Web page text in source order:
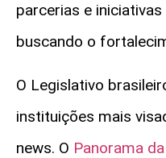
parcerias e
buscando o
O Legislativo
instituições mais
news. O Panorama